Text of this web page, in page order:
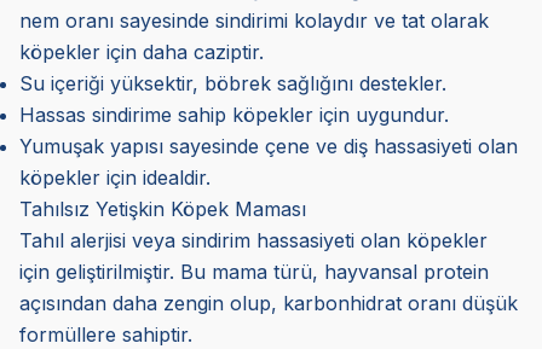
nem oranı sayesinde sindirimi kolaydır ve tat olarak
köpekler için daha caziptir.
Su içeriği yüksektir, böbrek sağlığını destekler.
Hassas sindirime sahip köpekler için uygundur.
Yumuşak yapısı sayesinde çene ve diş hassasiyeti olan
köpekler için idealdir.
Tahılsız Yetişkin Köpek Maması
Tahıl alerjisi veya sindirim hassasiyeti olan köpekler
için geliştirilmiştir. Bu mama türü, hayvansal protein
açısından daha zengin olup, karbonhidrat oranı düşük
formüllere sahiptir.